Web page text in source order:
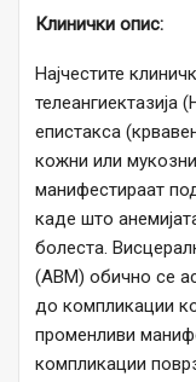
Клинички опис:
Најчестите
телеангиектазија
епистакса
кожни или
манифестираат
каде што
болеста.
(АВМ) обично се
до компликации
променливи
компликации